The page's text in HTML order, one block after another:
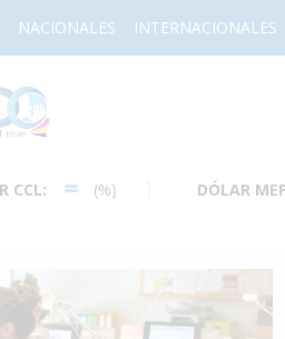
NACIONALES INTERNACIONALES
Hoy en Rafaela
(%) DÓLAR MEP: (%)